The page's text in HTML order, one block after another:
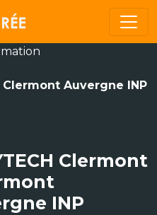
Clermont Auvergne INP
Clermont
INP